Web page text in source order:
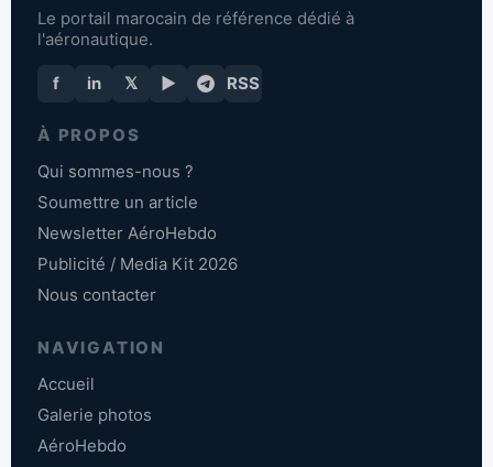
Le portail marocain de référence dédié à
l'aéronautique.
f in 𝕏 ▶ RSS
À PROPOS
Qui sommes-nous ?
Soumettre un article
Newsletter AéroHebdo
Publicité / Media Kit 2026
Nous contacter
NAVIGATION
Accueil
Galerie photos
AéroHebdo